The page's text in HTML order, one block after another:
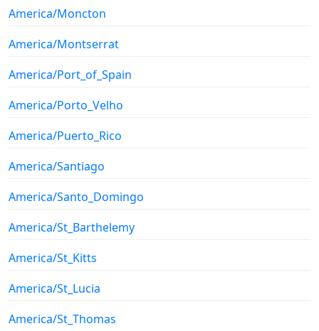
America/Moncton
America/Montserrat
America/Port_of_Spain
America/Porto_Velho
America/Puerto_Rico
America/Santiago
America/Santo_Domingo
America/St_Barthelemy
America/St_Kitts
America/St_Lucia
America/St_Thomas